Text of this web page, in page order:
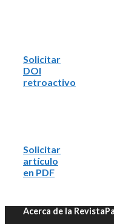
Solicitar
DOI
retroactivo
Solicitar
artículo
en PDF
Acerca de la Revista